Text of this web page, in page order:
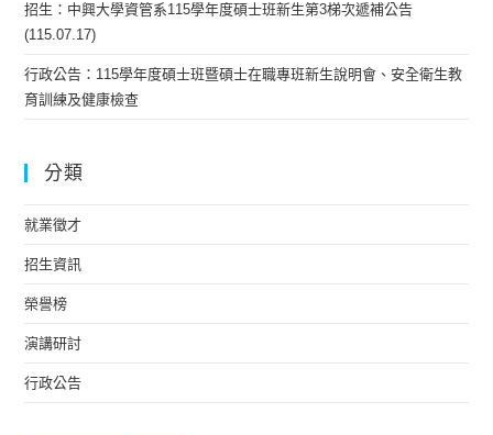
招生：中興大學資管系115學年度碩士班新生第3梯次遞補公告
(115.07.17)
行政公告：115學年度碩士班暨碩士在職專班新生說明會、安全衛生教
育訓練及健康檢查
分類
就業徵才
招生資訊
榮譽榜
演講研討
行政公告